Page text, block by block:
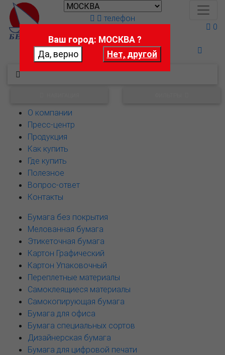
Поможем выбрать
телефон
0
О компании
Пресс-центр
Продукция
Как купить
Где купить
Полезное
Вопрос-ответ
Контакты
Бумага без покрытия
Мелованная бумага
Этикеточная бумага
Картон Графический
Картон Упаковочный
Переплетные материалы
Самоклеящиеся материалы
Самокопирующая бумага
Бумага для офиса
Бумага специальных сортов
Дизайнерская бумага
Бумага для цифровой печати
Ваш город: МОСКВА ?